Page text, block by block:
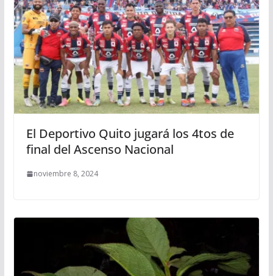
El Deportivo Quito jugará los 4tos de
final del Ascenso Nacional
noviembre 8, 2024